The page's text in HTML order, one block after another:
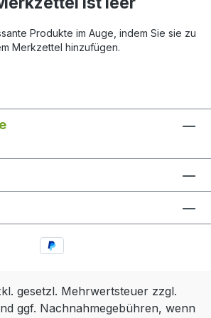
Produkte im Auge, indem Sie sie zu
Merkzettel hinzufügen.
gesetzl. Mehrwertsteuer zzgl.
ggf. Nachnahmegebühren, wenn